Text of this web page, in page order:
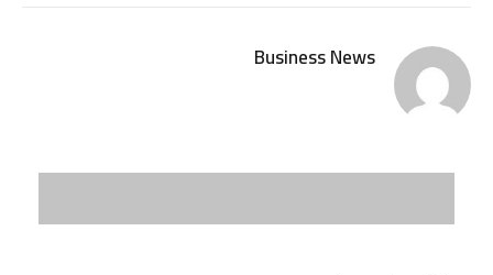
Business News